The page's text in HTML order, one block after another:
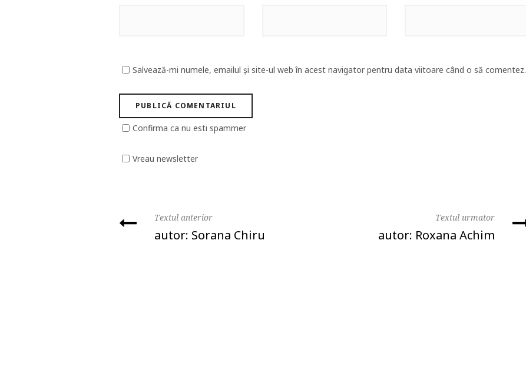
Salvează-mi numele, emailul și site-ul web în acest navigator pentru data viitoare când o să comentez.
Confirma ca nu esti spammer
Vreau newsletter
Textul anterior
autor: Sorana Chiru
Textul urmator
autor: Roxana Achim